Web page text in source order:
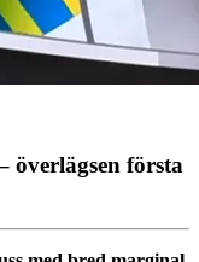
överlägsen första